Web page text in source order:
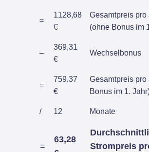
=
1128,68
€
Gesamtpreis pro
(ohne Bonus im
–
369,31
€
Wechselbonus
=
759,37
€
Gesamtpreis pro
Bonus im 1.
/ 12 Monate
=
63,28
Strompreis